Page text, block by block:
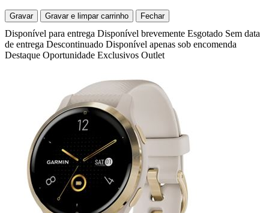
Gravar Gravar e limpar carrinho Fechar
Disponível para entrega Disponível brevemente Esgotado Sem data
de entrega Descontinuado Disponível apenas sob encomenda
Destaque Oportunidade Exclusivos Outlet